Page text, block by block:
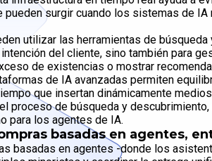
pueden surgir cuando los sistemas de
utilizar las herramientas de
del cliente, sino también para
de existencias o mostrar
de IA avanzadas permiten
que insertan dinámicamente
proceso de búsqueda y descubrimiento,
para los agentes de IA.
basadas en agentes,
basadas en agentes -donde los